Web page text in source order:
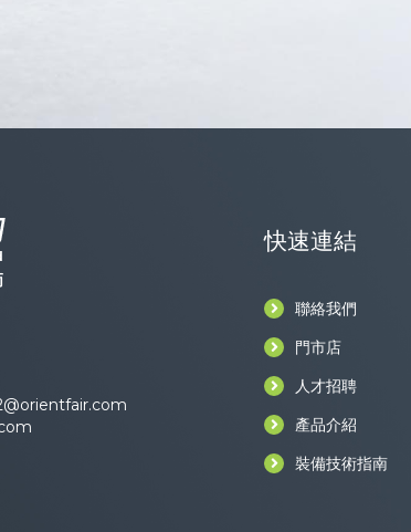
快速連結
聯絡我們
門市店
人才招聘
產品介紹
裝備技術指南